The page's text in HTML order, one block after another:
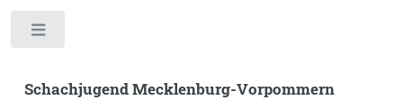
Schachjugend Mecklenburg-Vorpommern